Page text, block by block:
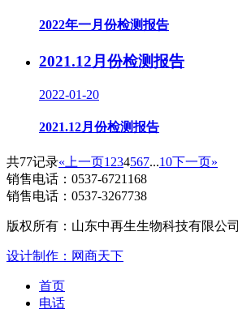
2022年一月份检测报告
2021.12月份检测报告
2022-01-20
2021.12月份检测报告
共77记录«上一页1 234567...10下一页»
销售电话： 0537-6721168
销售电话： 0537-3267738
版权所有：山东中再生生物科技有限公司
设计制作：网商天下
首页
电话